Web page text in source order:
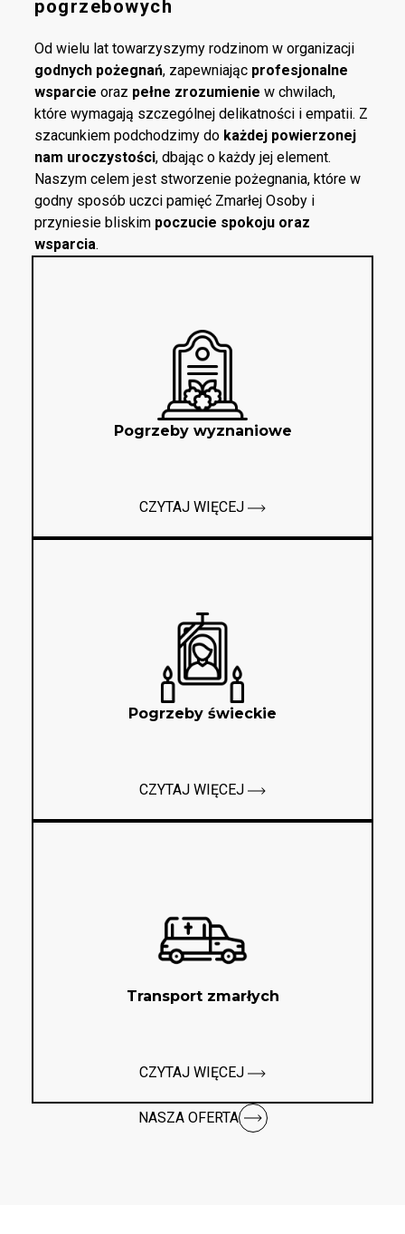
pogrzebowych
Od wielu lat towarzyszymy rodzinom w organizacji
godnych pożegnań, zapewniając profesjonalne
wsparcie oraz pełne zrozumienie w chwilach,
które wymagają szczególnej delikatności i empatii. Z
szacunkiem podchodzimy do każdej powierzonej
nam uroczystości, dbając o każdy jej element.
Naszym celem jest stworzenie pożegnania, które w
godny sposób uczci pamięć Zmarłej Osoby i
przyniesie bliskim poczucie spokoju oraz
wsparcia.
Pogrzeby wyznaniowe
CZYTAJ WIĘCEJ
Pogrzeby świeckie
CZYTAJ WIĘCEJ
Transport zmarłych
CZYTAJ WIĘCEJ
NASZA OFERTA